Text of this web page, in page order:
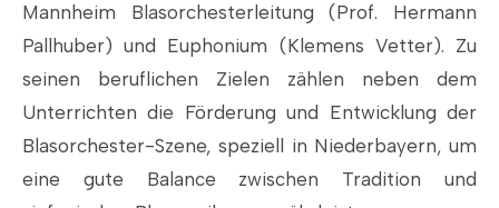
Mannheim Blasorchesterleitung (Prof. Hermann
Pallhuber) und Euphonium (Klemens Vetter). Zu
seinen beruflichen Zielen zählen neben dem
Unterrichten die Förderung und Entwicklung der
Blasorchester-Szene, speziell in Niederbayern, um
eine gute Balance zwischen Tradition und